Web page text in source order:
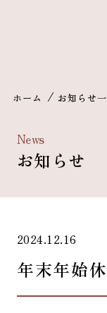
ホーム お知らせ
News
お知らせ
2024.12.16
年末年始